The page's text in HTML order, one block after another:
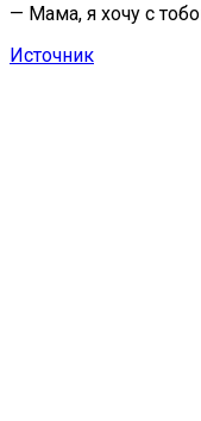
— Мама, я хочу с
Источник